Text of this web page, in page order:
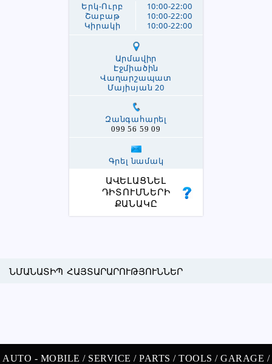
Երկ-Ուրբ
Շաբաթ
Կիրակի
10:00-22:00
10:00-22:00
10:00-22:00
Արմավիր
Էջմիածին
Վաղարշապատ
Մայիսյան 20
Զանգահարել
099 56 59 09
Գրել նամակ
ԱՎԵԼԱՑՆԵԼ
ԴԻՏՈՒՄՆԵՐԻ
ՔԱՆԱԿԸ
ՆՄԱՆԱՏԻՊ ՀԱՅՏԱՐԱՐՈՒԹՅՈՒՆՆԵՐ
AUTO - MOBILE / SERVICE / PARTS / TOOLS / GARAGE /